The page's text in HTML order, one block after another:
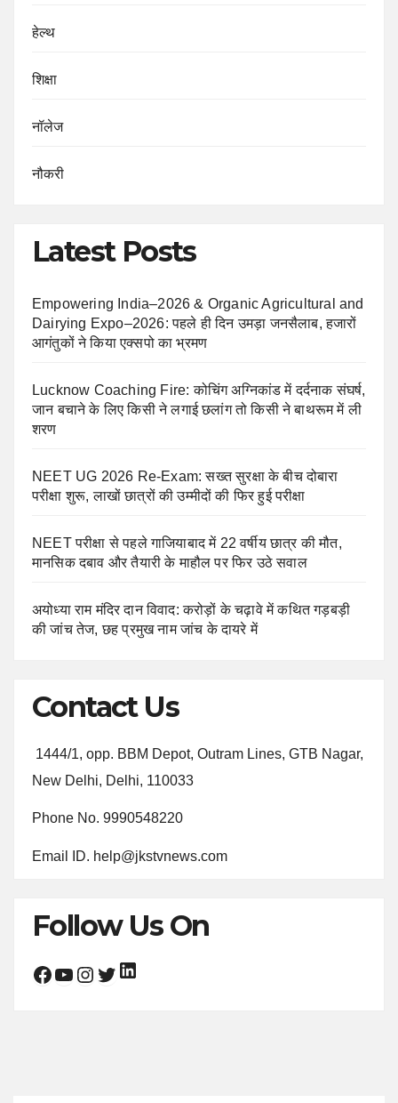
हेल्थ
शिक्षा
नॉलेज
नौकरी
Latest Posts
Empowering India–2026 & Organic Agricultural and
Dairying Expo–2026: पहले ही दिन उमड़ा जनसैलाब, हजारों
आगंतुकों ने किया एक्सपो का भ्रमण
Lucknow Coaching Fire: कोचिंग अग्निकांड में दर्दनाक संघर्ष,
जान बचाने के लिए किसी ने लगाई छलांग तो किसी ने बाथरूम में ली
शरण
NEET UG 2026 Re-Exam: सख्त सुरक्षा के बीच दोबारा
परीक्षा शुरू, लाखों छात्रों की उम्मीदों की फिर हुई परीक्षा
NEET परीक्षा से पहले गाजियाबाद में 22 वर्षीय छात्र की मौत,
मानसिक दबाव और तैयारी के माहौल पर फिर उठे सवाल
अयोध्या राम मंदिर दान विवाद: करोड़ों के चढ़ावे में कथित गड़बड़ी
की जांच तेज, छह प्रमुख नाम जांच के दायरे में
Contact Us
1444/1, opp. BBM Depot, Outram Lines, GTB Nagar,
New Delhi, Delhi, 110033
Phone No. 9990548220
Email ID. help@jkstvnews.com
Follow Us On
Facebook YouTube Instagram Twitter LinkedIn